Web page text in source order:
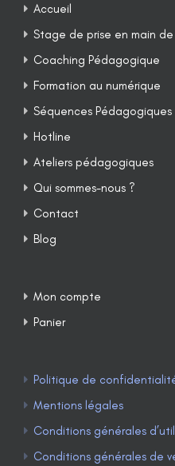
Accueil
Stage de prise en main
Coaching Pédagogique
Formation au numérique
Séquences Pédagogiques
Hotline
Ateliers pédagogiques
Qui sommes-nous ?
Contact
Blog
Mon compte
Panier
Politique de
Mentions légales
Conditions générales
Conditions générales de